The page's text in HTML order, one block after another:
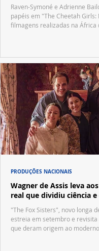
Raven-Symoné e Adrienne
papéis em "The Cheetah
filmagens realizadas na África
Wagner de Assis leva
real que dividiu ciência
"The Fox Sisters", novo longa
estreia em setembro e revisita
que deram origem ao
PRODUÇÕES NACIONAIS